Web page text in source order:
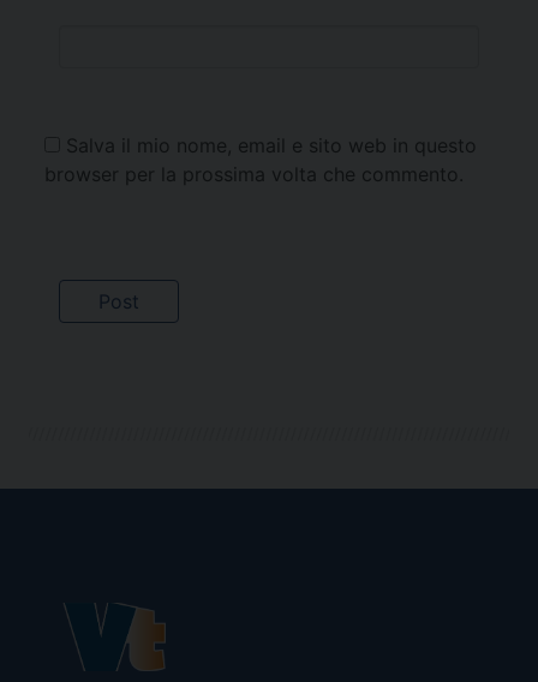
Salva il mio nome, email e sito web in questo
browser per la prossima volta che commento.